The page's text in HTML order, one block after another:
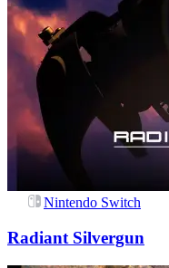
Nintendo Switch
Radiant Silvergun